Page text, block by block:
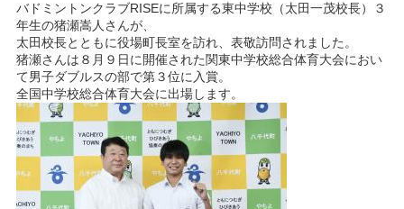
バドミントンクラブRISEに所属する東中学校（太田一茂校長）３
年生の猪瀬嵩人さんが、
太田校長とともに役場町長室を訪れ、表敬訪問されました。
猪瀬さんは８月９日に開催された関東中学校総合体育大会におい
て男子ダブルスの部で第３位に入賞。
全国中学校総合体育大会に出場します。